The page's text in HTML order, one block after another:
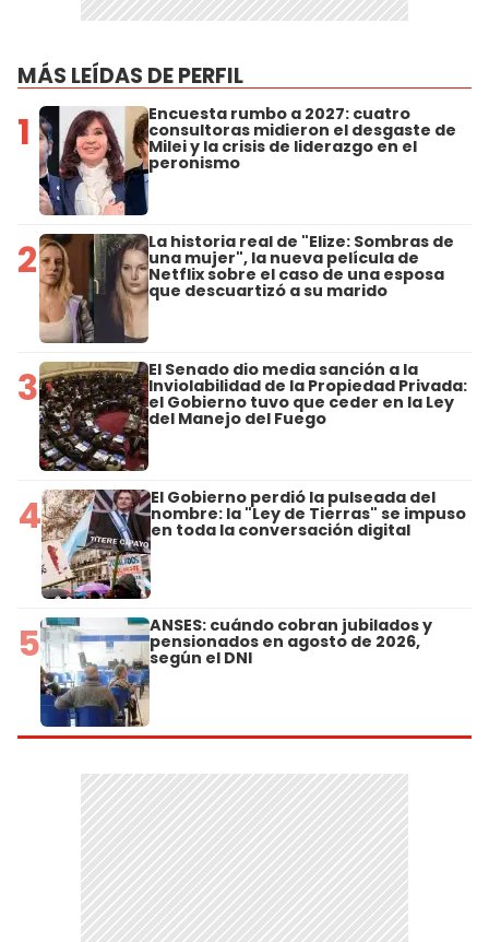
MÁS LEÍDAS DE PERFIL
1 Encuesta rumbo a 2027: cuatro
consultoras midieron el desgaste de
Milei y la crisis de liderazgo en el
peronismo
2 La historia real de "Elize: Sombras de
una mujer", la nueva película de
Netflix sobre el caso de una esposa
que descuartizó a su marido
3 El Senado dio media sanción a la
Inviolabilidad de la Propiedad Privada:
el Gobierno tuvo que ceder en la Ley
del Manejo del Fuego
4 El Gobierno perdió la pulseada del
nombre: la "Ley de Tierras" se impuso
en toda la conversación digital
5 ANSES: cuándo cobran jubilados y
pensionados en agosto de 2026,
según el DNI